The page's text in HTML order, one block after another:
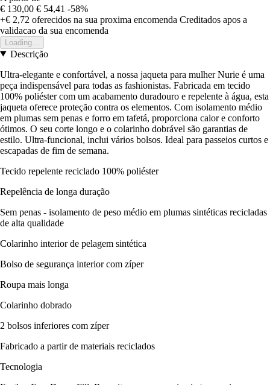
€ 130,00 € 54,41 -58%
+€ 2,72 oferecidos na sua proxima encomenda Creditados apos a
validacao da sua encomenda
Loading...
Descrição
Ultra-elegante e confortável, a nossa jaqueta para mulher Nurie é uma
peça indispensável para todas as fashionistas. Fabricada em tecido
100% poliéster com um acabamento duradouro e repelente à água, esta
jaqueta oferece proteção contra os elementos. Com isolamento médio
em plumas sem penas e forro em tafetá, proporciona calor e conforto
ótimos. O seu corte longo e o colarinho dobrável são garantias de
estilo. Ultra-funcional, inclui vários bolsos. Ideal para passeios curtos e
escapadas de fim de semana.
Tecido repelente reciclado 100% poliéster
Repelência de longa duração
Sem penas - isolamento de peso médio em plumas sintéticas recicladas
de alta qualidade
Colarinho interior de pelagem sintética
Bolso de segurança interior com zíper
Roupa mais longa
Colarinho dobrado
2 bolsos inferiores com zíper
Fabricado a partir de materiais reciclados
Tecnologia